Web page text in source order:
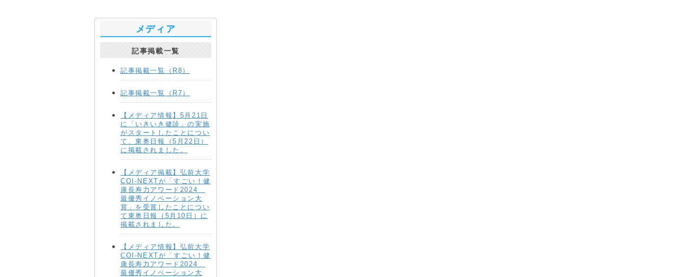
メディア
記事掲載一覧
記事掲載一覧（R8）
記事掲載一覧（R7）
【メディア情報】5月21日
に「いきいき健診」の実施
がスタートしたことについ
て、東奥日報（5月22日）
に掲載されました。
【メディア掲載】弘前大学
COI-NEXTが「すごい！健
康長寿力アワード2024
最優秀イノベーション大
賞」を受賞したことについ
て東奥日報（5月10日）に
掲載されました。
【メディア情報】弘前大学
COI-NEXTが「すごい！健
康長寿力アワード2024
最優秀イノベーション大